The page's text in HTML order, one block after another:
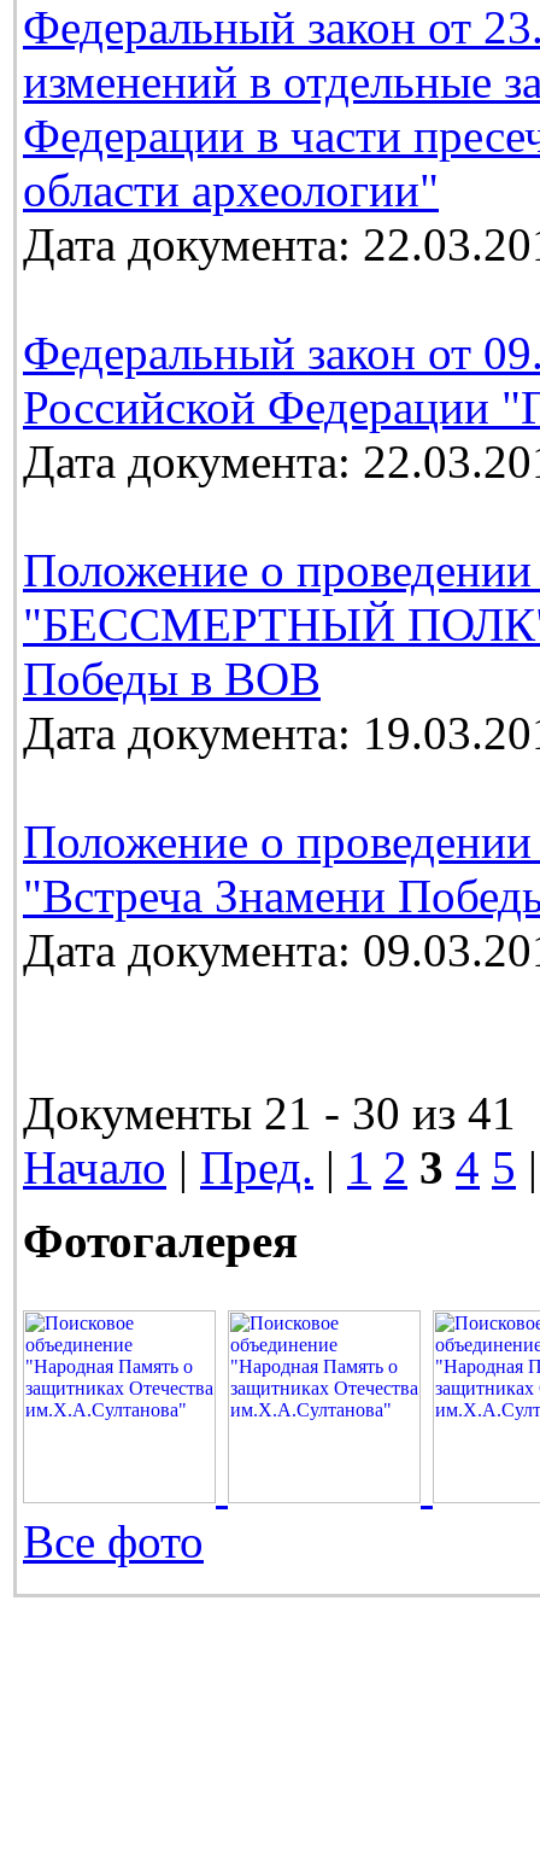
Федеральный закон от
изменений в отдельные
Федерации в части
области археологии"
Дата документа:
Федеральный закон от
Российской Федерации
Дата документа:
Положение о
"БЕССМЕРТНЫЙ ПОЛК",
Победы в ВОВ
Дата документа:
Положение о
"Встреча Знамени
Дата документа:
Документы 21 - 30 из 41
Начало | Пред. | 1 2 3 4 5
Фотогалерея
Все фото